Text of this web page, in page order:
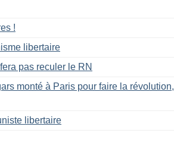
!
libertaire
pas reculer le RN
monté à Paris pour faire la révolution,
libertaire